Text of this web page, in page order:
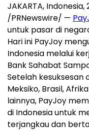
JAKARTA, Indonesia,
/PRNewswire/ —
untuk pasar di
Hari ini PayJoy
Indonesia melalui
Bank Sahabat
Setelah kesuksesan
Meksiko, Brasil,
lainnya, PayJoy
di Indonesia untuk
terjangkau dan